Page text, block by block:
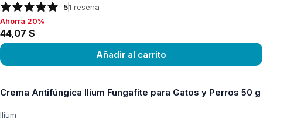
51 reseña
Ahorra 20%, 44,07 $
Ahorra 20%
44,07 $
Añadir al carrito
Crema Antifúngica Ilium Fungafite para Gatos y Perros 50 g
Ilium